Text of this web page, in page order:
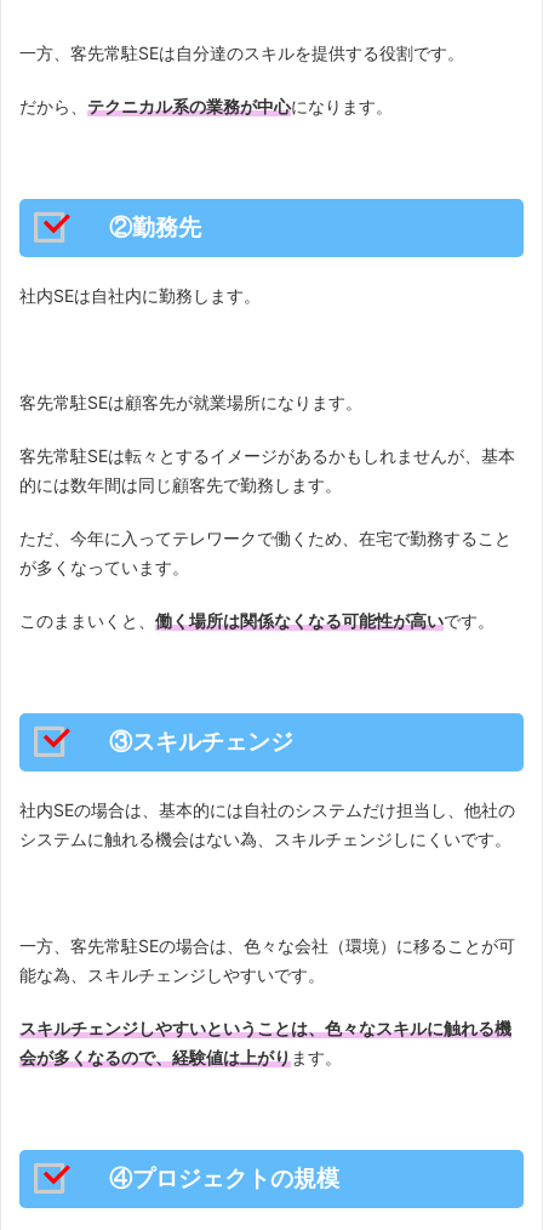
一方、客先常駐SEは自分達のスキルを提供する役割です。
だから、 テクニカル系の業務が中心になります。
②勤務先
社内SEは自社内に勤務します。
客先常駐SEは顧客先が就業場所になります。
客先常駐SEは転々とするイメージがあるかもしれませんが、基本
的には数年間は同じ顧客先で勤務します。
ただ、今年に入ってテレワークで働くため、在宅で勤務すること
が多くなっています。
このままいくと、 働く場所は関係なくなる可能性が高いです。
③スキルチェンジ
社内SEの場合は、基本的には自社のシステムだけ担当し、他社の
システムに触れる機会はない為、スキルチェンジしにくいです。
一方、客先常駐SEの場合は、色々な会社（環境）に移ることが可
能な為、スキルチェンジしやすいです。
スキルチェンジしやすいということは、色々なスキルに触れる機
会が多くなるので、経験値は上がります。
④プロジェクトの規模